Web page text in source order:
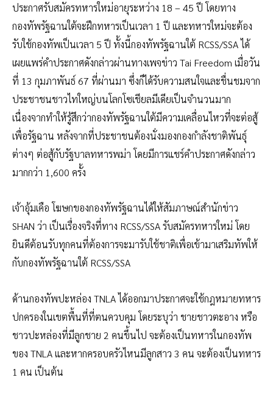
ประกาศรับสมัครทหารใหม่อายุระหว่าง 18 – 45 ปี โดยทาง
กองทัพรัฐฉานใต้จะฝึกทหารเป็นเวลา 1 ปี และทหารใหม่จะต้อง
รับใช้กองทัพเป็นเวลา 5 ปี ทั้งนี้กองทัพรัฐฉานใต้ RCSS/SSA ได้
เผยแพร่คำประกาศดังกล่าวผ่านทางเพจข่าว Tai Freedom เมื่อวัน
ที่ 13 กุมภาพันธ์ 67 ที่ผ่านมา ซึ่งก็ได้รับความสนใจและชื่นชมจาก
ประชาชนชาวไทใหญ่บนโลกโซเชียลมีเดียเป็นจำนวนมาก
เนื่องจากทำให้รู้สึกว่ากองทัพรัฐฉานใต้มีความเคลื่อนไหวที่จะต่อสู้
เพื่อรัฐฉาน หลังจากที่ประชาชนต้องนั่งมองกองกำลังชาติพันธุ์
ต่างๆ ต่อสู้กับรัฐบาลทหารพม่า โดยมีการแชร์คำประกาศดังกล่าว
มากกว่า 1,600 ครั้ง
เจ้าอุ้มเคือ โฆษกของกองทัพรัฐฉานได้ให้สัมภาษณ์สำนักข่าว
SHAN ว่า เป็นเรื่องจริงที่ทาง RCSS/SSA รับสมัครทหารใหม่ โดย
ยินดีต้อนรับทุกคนที่ต้องการจะมารับใช้ชาติเพื่อเข้ามาเสริมทัพให้
กับกองทัพรัฐฉานใต้ RCSS/SSA
ด้านกองทัพปะหล่อง TNLA ได้ออกมาประกาศจะใช้กฎหมายทหาร
ปกครองในเขตพื้นที่ที่ตนควบคุม โดยระบุว่า ชายชาวตะอาง หรือ
ชาวปะหล่องที่มีลูกชาย 2 คนขึ้นไป จะต้องเป็นทหารในกองทัพ
ของ TNLA และหากครอบครัวไหนมีลูกสาว 3 คน จะต้องเป็นทหาร
1 คน เป็นต้น